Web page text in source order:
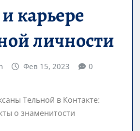
карьере
личности
Фев 15, 2023 0